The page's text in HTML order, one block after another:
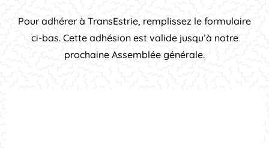
Pour adhérer à TransEstrie, remplissez le formulaire
ci-bas. Cette adhésion est valide jusqu’à notre
prochaine Assemblée générale.